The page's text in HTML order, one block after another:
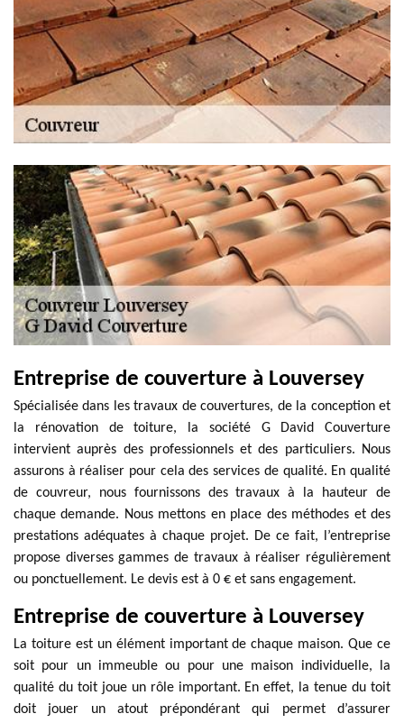
Entreprise de couverture à Louversey
Spécialisée dans les travaux de couvertures, de la conception et
la rénovation de toiture, la société G David Couverture
intervient auprès des professionnels et des particuliers. Nous
assurons à réaliser pour cela des services de qualité. En qualité
de couvreur, nous fournissons des travaux à la hauteur de
chaque demande. Nous mettons en place des méthodes et des
prestations adéquates à chaque projet. De ce fait, l’entreprise
propose diverses gammes de travaux à réaliser régulièrement
ou ponctuellement. Le devis est à 0 € et sans engagement.
Entreprise de couverture à Louversey
La toiture est un élément important de chaque maison. Que ce
soit pour un immeuble ou pour une maison individuelle, la
qualité du toit joue un rôle important. En effet, la tenue du toit
doit jouer un atout prépondérant qui permet d’assurer